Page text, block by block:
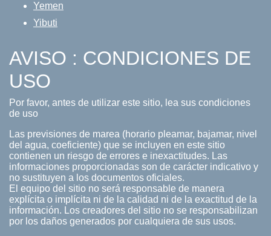
Yemen
Yibuti
AVISO : CONDICIONES DE
USO
Por favor, antes de utilizar este sitio, lea sus condiciones
de uso
Las previsiones de marea (horario pleamar, bajamar, nivel
del agua, coeficiente) que se incluyen en este sitio
contienen un riesgo de errores e inexactitudes. Las
informaciones proporcionadas son de carácter indicativo y
no sustituyen a los documentos oficiales.
El equipo del sitio no será responsable de manera
explícita o implícita ni de la calidad ni de la exactitud de la
información. Los creadores del sitio no se responsabilizan
por los daños generados por cualquiera de sus usos.